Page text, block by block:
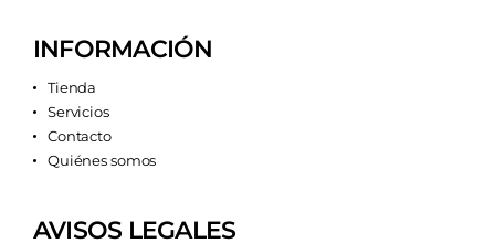
INFORMACIÓN
Tienda
Servicios
Contacto
Quiénes somos
AVISOS LEGALES